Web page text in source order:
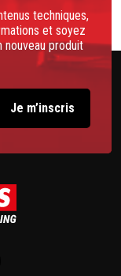
techniques,
et soyez
nouveau produit